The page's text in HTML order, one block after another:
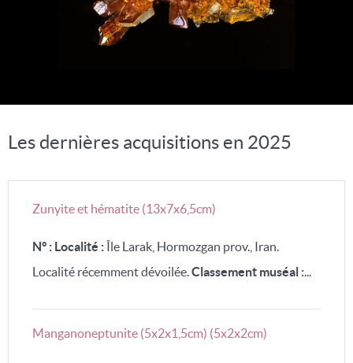
Les dernières acquisitions en 2025
Zunyite et hématite (13x7x6,5cm)
N° : Localité :Île Larak, Hormozgan prov., Iran.
Localité récemment dévoilée.Classement muséal :...
Manganoneptunite (5x2x1,5cm) (5x2x2cm)